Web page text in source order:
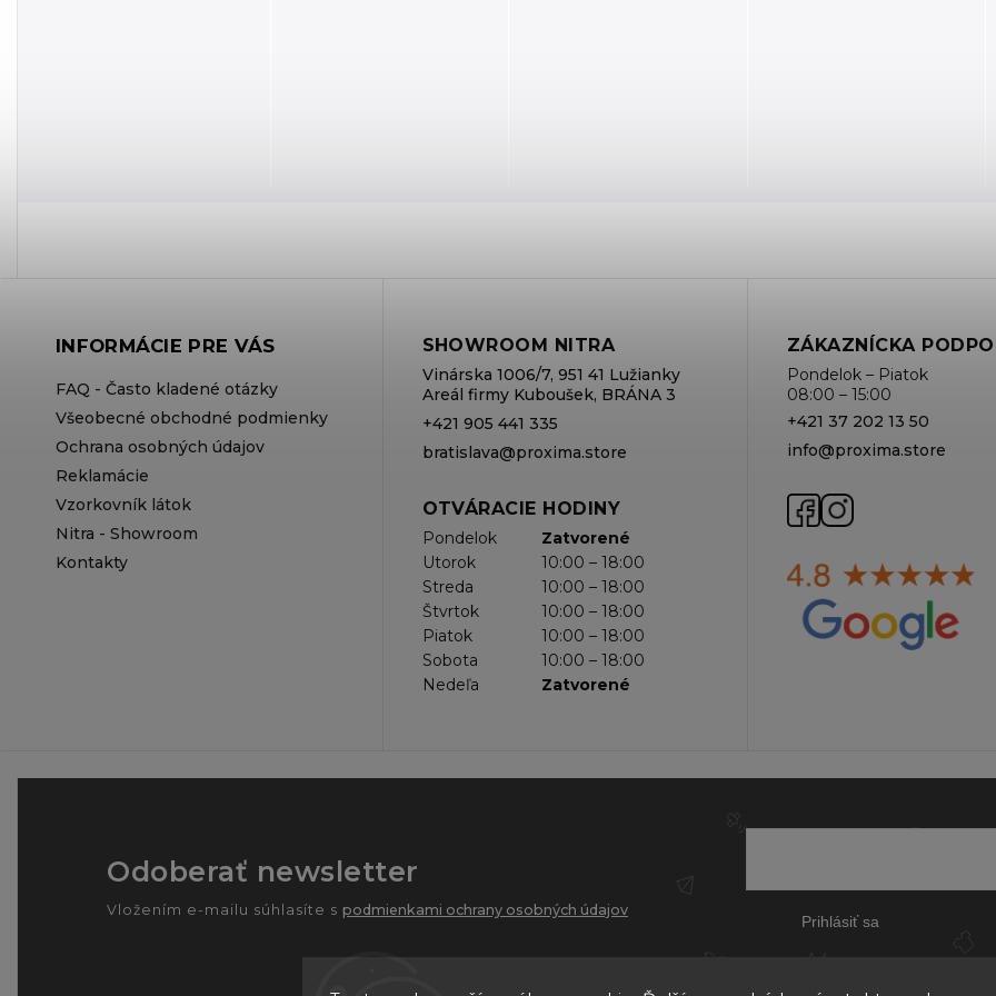
INFORMÁCIE PRE VÁS
FAQ - Často kladené otázky
Všeobecné obchodné podmienky
Ochrana osobných údajov
Reklamácie
Vzorkovník látok
Nitra - Showroom
Kontakty
SHOWROOM NITRA
Vinárska 1006/7, 951 41 Lužianky
Areál firmy Kuboušek, BRÁNA 3
+421 905 441 335
bratislava@proxima.store
OTVÁRACIE HODINY
Pondelok
Zatvorené
Utorok
10:00 – 18:00
Streda
10:00 – 18:00
Štvrtok
10:00 – 18:00
Piatok
10:00 – 18:00
Sobota
10:00 – 18:00
Nedeľa
Zatvorené
ZÁKAZNÍCKA
Pondelok – Piatok
08:00 – 15:00
+421 37 202 13 50
info@proxima.store
Odoberať newsletter
Vložením e-mailu súhlasíte s podmienkami ochrany osobných údajov
Prihlásiť sa